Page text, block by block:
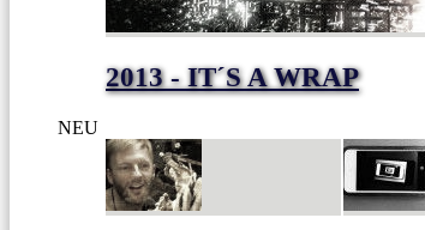
2013 - IT´S A WRAP
NEU